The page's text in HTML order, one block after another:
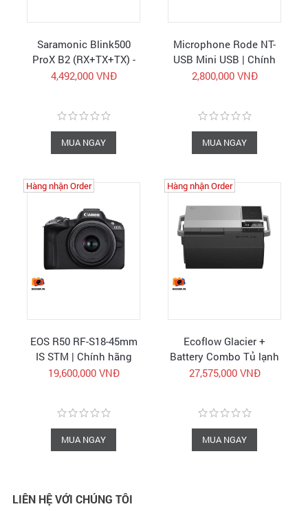
Saramonic Blink500
ProX B2 (RX+TX+TX) -
Micro không dây - Hàng
4,492,000 VNĐ
MUA NGAY
Microphone Rode NT-
USB Mini USB | Chính
hãng
2,800,000 VNĐ
MUA NGAY
EOS R50 RF-S18-45mm
IS STM | Chính hãng
Canon Vietnam
19,600,000 VNĐ
Hàng nhận Order
MUA NGAY
Ecoflow Glacier +
Battery Combo Tủ lạnh
di động Camping kèm
27,575,000 VNĐ
Hàng nhận Order
MUA NGAY
LIÊN HỆ VỚI CHÚNG TÔI